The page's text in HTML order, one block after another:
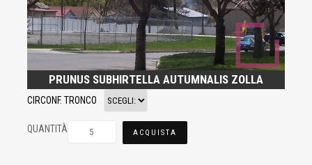
PRUNUS SUBHIRTELLA AUTUMNALIS ZOLLA
CIRCONF. TRONCO
QUANTITÀ ACQUISTA